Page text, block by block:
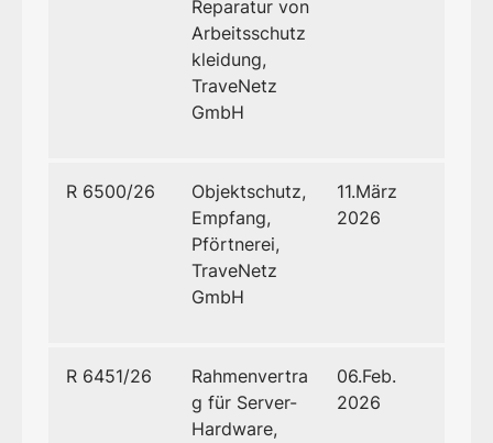
Reparatur von
Arbeitsschutz
kleidung,
TraveNetz
GmbH
R 6500/26
Objektschutz,
Empfang,
Pförtnerei,
TraveNetz
GmbH
11.März
2026
R 6451/26
Rahmenvertra
g für Server-
Hardware,
06.Feb.
2026